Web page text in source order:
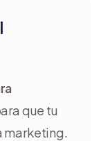
que tu
marketing.